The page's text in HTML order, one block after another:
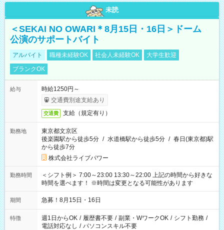
未読
＜SEKAI NO OWARI＊8月15日・16日＞ドーム
公演のサポートバイト
アルバイト 職種未経験OK 社会人未経験OK
大学生歓迎
ブランクOK
給与
時給1250円～
交通費別途支給あり
交通費 支給（規定有り）
勤務地
東京都文京区
後楽園駅から徒歩5分 / 水道橋駅から徒歩5分 / 春日(東京都)駅
から徒歩7分
株式会社ライブパワー
勤務時間
＜シフト例＞ 7:00～23:00 13:30～22:00 上記の時間から好きな
時間を選べます！ ※時間は変更となる可能性があります
期間 急募！8月15日・16日
特徴 週1日からOK / 履歴書不要 / 副業・WワークOK / シフト勤務 /
電話対応なし / パソコンスキル不要